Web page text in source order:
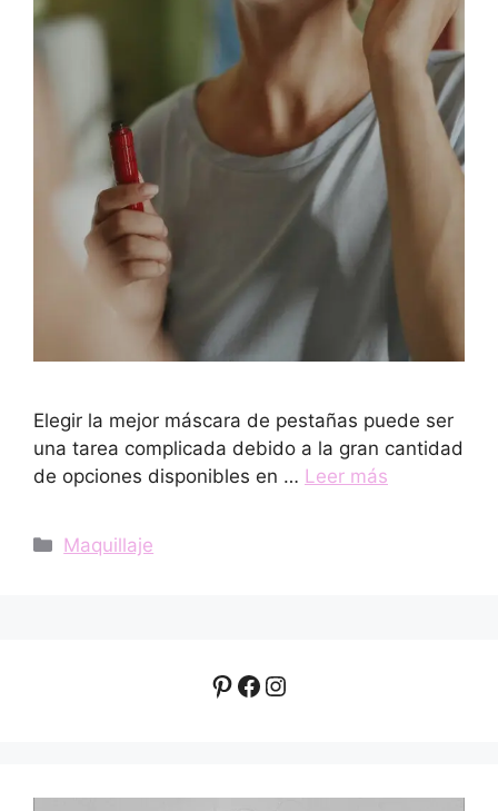
Elegir la mejor máscara de pestañas puede ser
una tarea complicada debido a la gran cantidad
de opciones disponibles en … Leer más
Categorías
Maquillaje
Pinterest
Facebook
Instagram